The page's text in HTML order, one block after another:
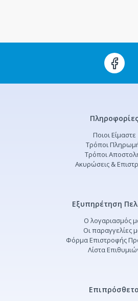
Πληροφορίες
Ποιοι Είμαστε
Τρόποι
Τρόποι
Ακυρώσεις &
Εξυπηρέτηση
Ο λογαριασμός
Οι παραγγελίες
Φόρμα Επιστροφής
Λίστα